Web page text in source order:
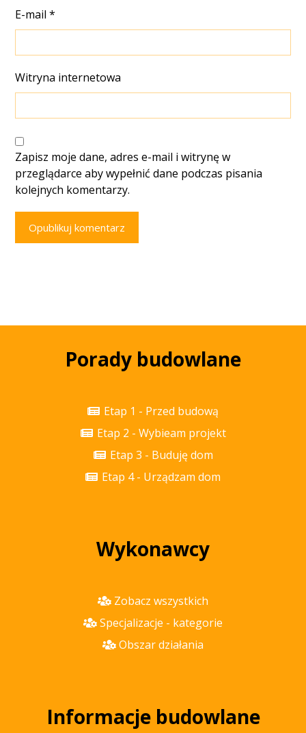
E-mail*
Witryna internetowa
Zapisz moje dane, adres e-mail i witrynę w
przeglądarce aby wypełnić dane podczas pisania
kolejnych komentarzy.
Opublikuj komentarz
Porady budowlane
Etap 1 - Przed budową
Etap 2 - Wybieam projekt
Etap 3 - Buduję dom
Etap 4 - Urządzam dom
Wykonawcy
Zobacz wszystkich
Specjalizacje - kategorie
Obszar działania
Informacje budowlane